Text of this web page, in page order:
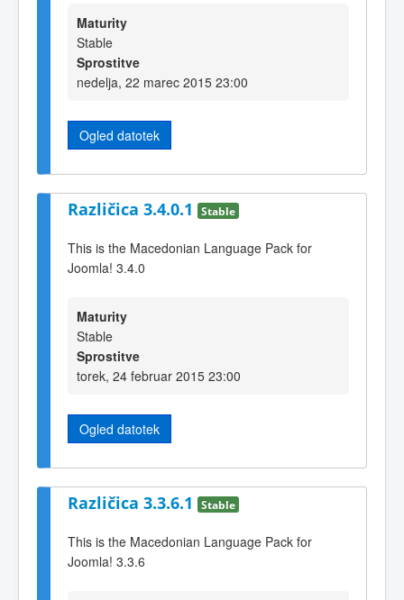
Maturity
Stable
Sprostitve
nedelja, 22 marec 2015 23:00
Ogled datotek
Različica 3.4.0.1 Stable
This is the Macedonian Language Pack for
Joomla! 3.4.0
Maturity
Stable
Sprostitve
torek, 24 februar 2015 23:00
Ogled datotek
Različica 3.3.6.1 Stable
This is the Macedonian Language Pack for
Joomla! 3.3.6